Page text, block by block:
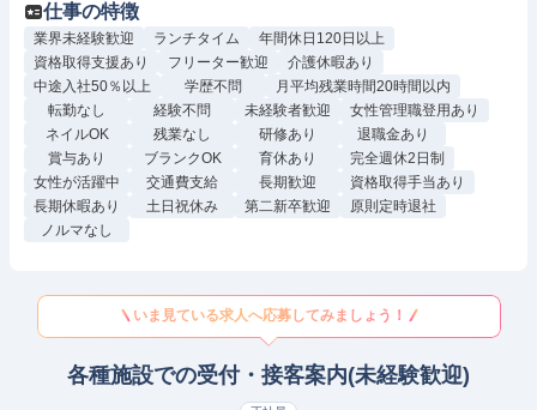
仕事の特徴
業界未経験歓迎 ランチタイム
年間休日120日以上
資格取得支援あり
フリーター歓迎
介護休暇あり
中途入社50％以上
学歴不問
月平均残業時間20時間以内
転勤なし
経験不問 未経験者歓迎
女性管理職登用あり
ネイルOK
残業なし 研修あり
退職金あり
賞与あり
ブランクOK 育休あり
完全週休2日制
女性が活躍中
交通費支給 長期歓迎
資格取得手当あり
長期休暇あり
土日祝休み 第二新卒歓迎
原則定時退社
ノルマなし
いま見ている求人へ応募してみましょう！
各種施設での受付・接客案内(未経験歓迎)